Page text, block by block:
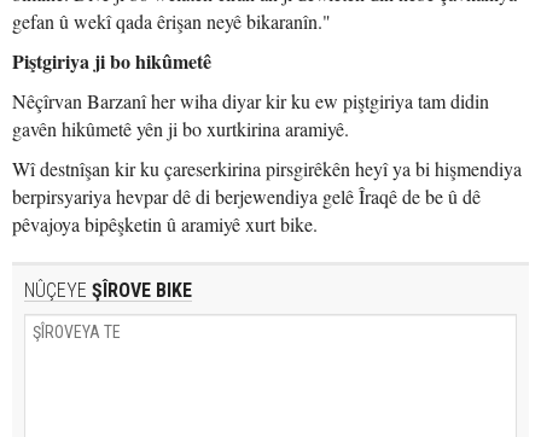
gefan û wekî qada êrişan neyê bikaranîn."
Piştgiriya ji bo hikûmetê
Nêçîrvan Barzanî her wiha diyar kir ku ew piştgiriya tam didin
gavên hikûmetê yên ji bo xurtkirina aramiyê.
Wî destnîşan kir ku çareserkirina pirsgirêkên heyî ya bi hişmendiya
berpirsyariya hevpar dê di berjewendiya gelê Îraqê de be û dê
pêvajoya bipêşketin û aramiyê xurt bike.
NÛÇEYE ŞÎROVE BIKE